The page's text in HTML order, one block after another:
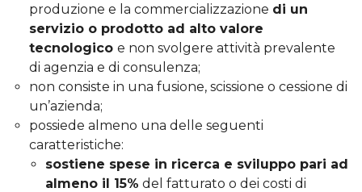
produzione e la commercializzazione di un
servizio o prodotto ad alto valore
tecnologico e non svolgere attività prevalente
di agenzia e di consulenza;
non consiste in una fusione, scissione o cessione di
un’azienda;
possiede almeno una delle seguenti
caratteristiche:
sostiene spese in ricerca e sviluppo pari ad
almeno il 15% del fatturato o dei costi di